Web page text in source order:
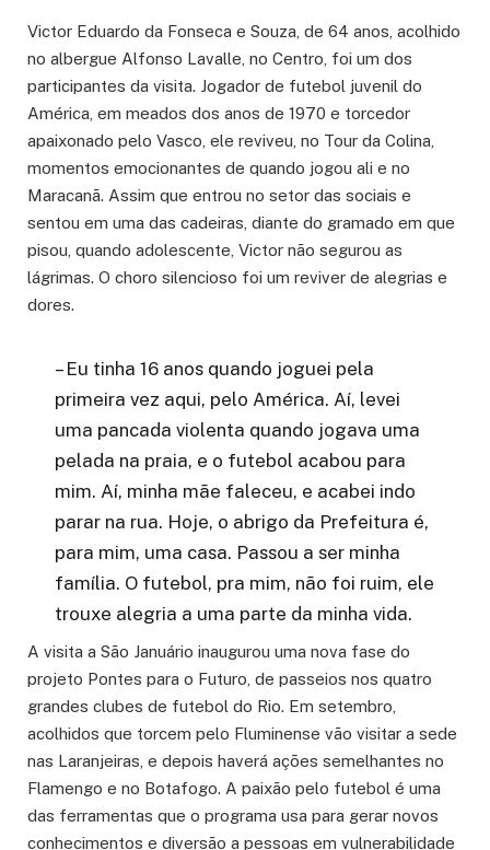
Victor Eduardo da Fonseca e Souza, de 64 anos, acolhido
no albergue Alfonso Lavalle, no Centro, foi um dos
participantes da visita. Jogador de futebol juvenil do
América, em meados dos anos de 1970 e torcedor
apaixonado pelo Vasco, ele reviveu, no Tour da Colina,
momentos emocionantes de quando jogou ali e no
Maracanã. Assim que entrou no setor das sociais e
sentou em uma das cadeiras, diante do gramado em que
pisou, quando adolescente, Victor não segurou as
lágrimas. O choro silencioso foi um reviver de alegrias e
dores.
– Eu tinha 16 anos quando joguei pela
primeira vez aqui, pelo América. Aí, levei
uma pancada violenta quando jogava uma
pelada na praia, e o futebol acabou para
mim. Aí, minha mãe faleceu, e acabei indo
parar na rua. Hoje, o abrigo da Prefeitura é,
para mim, uma casa. Passou a ser minha
família. O futebol, pra mim, não foi ruim, ele
trouxe alegria a uma parte da minha vida.
A visita a São Januário inaugurou uma nova fase do
projeto Pontes para o Futuro, de passeios nos quatro
grandes clubes de futebol do Rio. Em setembro,
acolhidos que torcem pelo Fluminense vão visitar a sede
nas Laranjeiras, e depois haverá ações semelhantes no
Flamengo e no Botafogo. A paixão pelo futebol é uma
das ferramentas que o programa usa para gerar novos
conhecimentos e diversão a pessoas em vulnerabilidade